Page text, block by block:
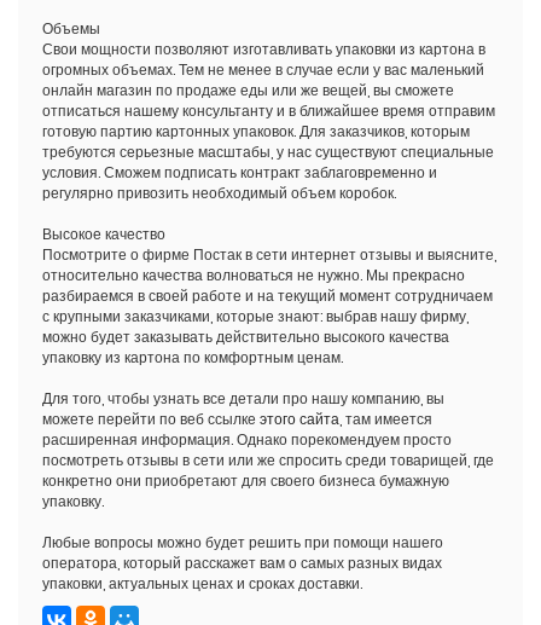
Объемы
Свои мощности позволяют изготавливать упаковки из картона в
огромных объемах. Тем не менее в случае если у вас маленький
онлайн магазин по продаже еды или же вещей, вы сможете
отписаться нашему консультанту и в ближайшее время отправим
готовую партию картонных упаковок. Для заказчиков, которым
требуются серьезные масштабы, у нас существуют специальные
условия. Сможем подписать контракт заблаговременно и
регулярно привозить необходимый объем коробок.
Высокое качество
Посмотрите о фирме Постак в сети интернет отзывы и выясните,
относительно качества волноваться не нужно. Мы прекрасно
разбираемся в своей работе и на текущий момент сотрудничаем
с крупными заказчиками, которые знают: выбрав нашу фирму,
можно будет заказывать действительно высокого качества
упаковку из картона по комфортным ценам.
Для того, чтобы узнать все детали про нашу компанию, вы
можете перейти по веб ссылке этого сайта , там имеется
расширенная информация. Однако порекомендуем просто
посмотреть отзывы в сети или же спросить среди товарищей, где
конкретно они приобретают для своего бизнеса бумажную
упаковку.
Любые вопросы можно будет решить при помощи нашего
оператора, который расскажет вам о самых разных видах
упаковки, актуальных ценах и сроках доставки.